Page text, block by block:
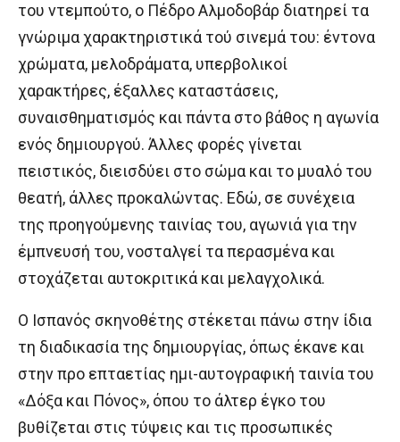
του ντεμπούτο, ο Πέδρο Αλμοδοβάρ διατηρεί τα
γνώριμα χαρακτηριστικά τού σινεμά του: έντονα
χρώματα, μελοδράματα, υπερβολικοί
χαρακτήρες, έξαλλες καταστάσεις,
συναισθηματισμός και πάντα στο βάθος η αγωνία
ενός δημιουργού. Άλλες φορές γίνεται
πειστικός, διεισδύει στο σώμα και το μυαλό του
θεατή, άλλες προκαλώντας. Εδώ, σε συνέχεια
της προηγούμενης ταινίας του, αγωνιά για την
έμπνευσή του, νοσταλγεί τα περασμένα και
στοχάζεται αυτοκριτικά και μελαγχολικά.
Ο Ισπανός σκηνοθέτης στέκεται πάνω στην ίδια
τη διαδικασία της δημιουργίας, όπως έκανε και
στην προ επταετίας ημι-αυτογραφική ταινία του
«Δόξα και Πόνος», όπου το άλτερ έγκο του
βυθίζεται στις τύψεις και τις προσωπικές